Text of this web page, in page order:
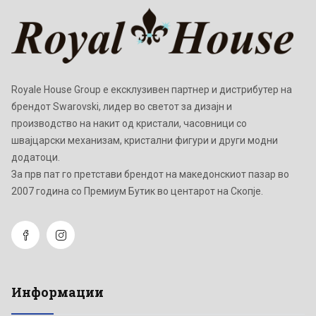
Royale House Group е ексклузивен партнер и дистрибутер на
брендот Swarovski, лидер во светот за дизајн и
производство на накит од кристали, часовници со
швајцарски механизам, кристални фигури и други модни
додатоци.
Зa прв пат го претстави брендот на македонскиот пазар во
2007 година со Премиум Бутик во центарот на Скопје.
Информации